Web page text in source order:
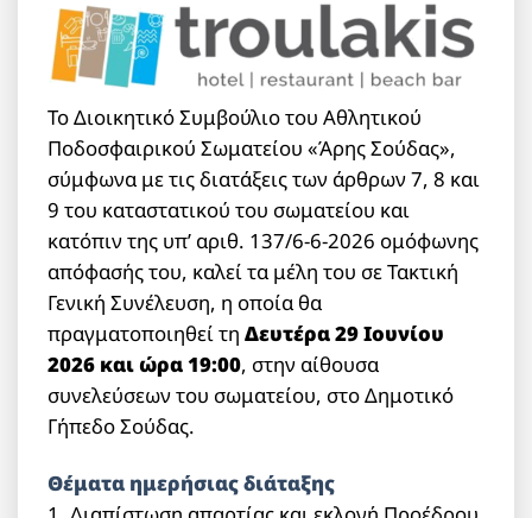
Το Διοικητικό Συμβούλιο του Αθλητικού
Ποδοσφαιρικού Σωματείου «Άρης Σούδας»,
σύμφωνα με τις διατάξεις των άρθρων 7, 8 και
9 του καταστατικού του σωματείου και
κατόπιν της υπ’ αριθ. 137/6-6-2026 ομόφωνης
απόφασής του, καλεί τα μέλη του σε Τακτική
Γενική Συνέλευση, η οποία θα
πραγματοποιηθεί τηΔευτέρα 29 Ιουνίου
2026 και ώρα 19:00, στην αίθουσα
συνελεύσεων του σωματείου, στο Δημοτικό
Γήπεδο Σούδας.
Θέματα ημερήσιας διάταξης